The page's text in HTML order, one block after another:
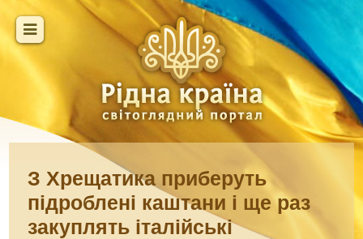
З Хрещатика приберуть
підроблені каштани і ще раз
закуплять італійські